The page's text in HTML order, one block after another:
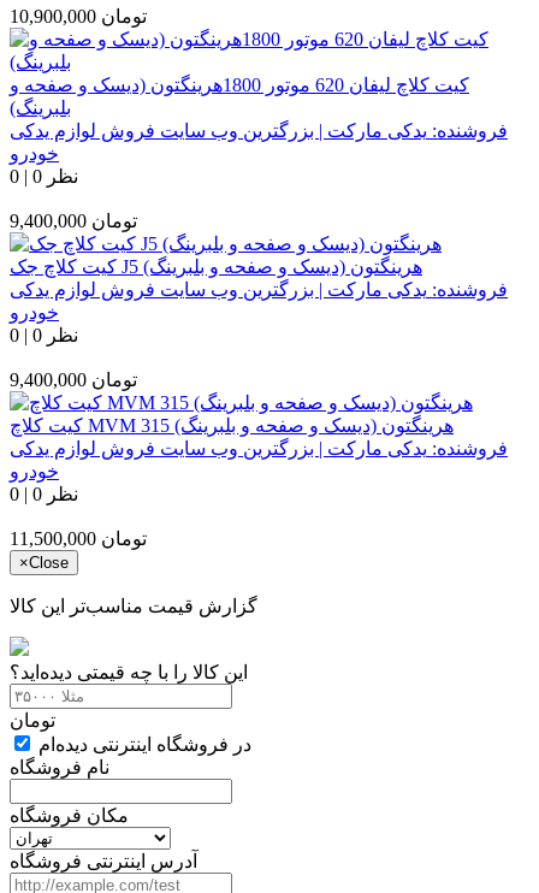
10,900,000 تومان
کیت کلاچ لیفان 620 موتور 1800هرینگتون (دیسک و صفحه و
بلبرینگ)
فروشنده: یدکی مارکت | بزرگترین وب سایت فروش لوازم یدکی
خودرو
0 | 0 نظر
9,400,000 تومان
کیت کلاچ جک J5 هرینگتون (دیسک و صفحه و بلبرینگ)
فروشنده: یدکی مارکت | بزرگترین وب سایت فروش لوازم یدکی
خودرو
0 | 0 نظر
9,400,000 تومان
کیت کلاچ MVM 315 هرینگتون (دیسک و صفحه و بلبرینگ)
فروشنده: یدکی مارکت | بزرگترین وب سایت فروش لوازم یدکی
خودرو
0 | 0 نظر
11,500,000 تومان
×Close
گزارش قیمت مناسب‌تر این کالا
این کالا را با چه قیمتی دیده‌اید؟
تومان
در فروشگاه اینترنتی دیده‌ام
نام فروشگاه
مکان فروشگاه
آدرس اینترنتی فروشگاه